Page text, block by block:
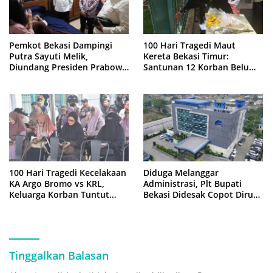
Pemkot Bekasi Dampingi
Putra Sayuti Melik,
Diundang Presiden Prabowo
100 Hari Tragedi Maut
Kereta Bekasi Timur:
Santunan 12 Korban Belum
100 Hari Tragedi Kecelakaan
KA Argo Bromo vs KRL,
Keluarga Korban Tuntut
Diduga Melanggar
Administrasi, Plt Bupati
Bekasi Didesak Copot Dirum
Tinggalkan Balasan